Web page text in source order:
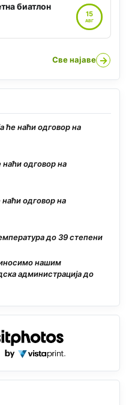
биатлон
15
АВГ
Све најаве →
ће наћи одговор на
одговор на
одговор на
до 39 степени
нашим
администрација до